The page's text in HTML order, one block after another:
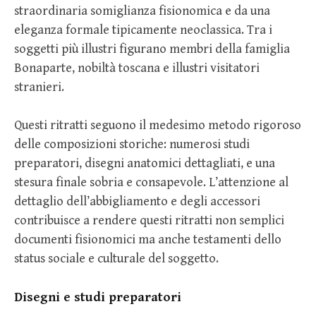
straordinaria somiglianza fisionomica e da una
eleganza formale tipicamente neoclassica. Tra i
soggetti più illustri figurano membri della famiglia
Bonaparte, nobiltà toscana e illustri visitatori
stranieri.
Questi ritratti seguono il medesimo metodo rigoroso
delle composizioni storiche: numerosi studi
preparatori, disegni anatomici dettagliati, e una
stesura finale sobria e consapevole. L’attenzione al
dettaglio dell’abbigliamento e degli accessori
contribuisce a rendere questi ritratti non semplici
documenti fisionomici ma anche testamenti dello
status sociale e culturale del soggetto.
Disegni e studi preparatori